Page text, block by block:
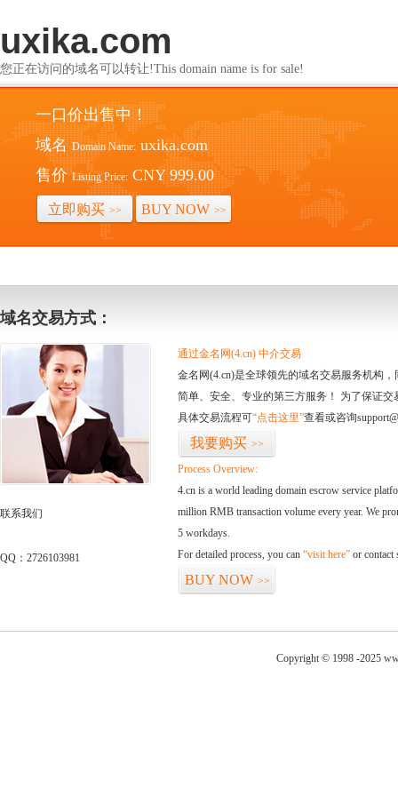
uxika.com
您正在访问的域名可以转让!This domain name is for sale!
一口价出售中！
域名 Domain Name: uxika.com
售价 Listing Price: CNY 999.00
立即购买 >> BUY NOW >>
域名交易方式：
联系我们
QQ：2726103981
通过金名网(4.cn) 中介交易
金名网(4.cn)是全球领先的域名交易服务机构
简单、安全、专业的第三方服务！ 为了保证
具体交易流程可“点击这里”查看或咨询
我要购买 >>
Process Overview:
4.cn is a world leading domain escrow service
million RMB transaction volume every year. We
5 workdays.
For detailed process, you can “visit here” or contact
BUY NOW >>
Copyright © 1998 -2025